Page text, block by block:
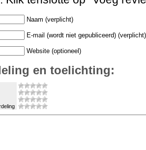
Naam (verplicht)
E-mail (wordt niet gepubliceerd) (verplicht)
Website (optioneel)
en toelichting: